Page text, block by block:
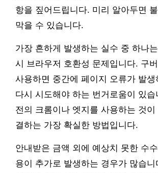
항을 짚어드립니다. 미리 알아두면
막을 수 있습니다.
가장 흔하게 발생하는 실수 중 하나
시 브라우저 호환성 문제입니다. 구
사용하면 중간에 페이지 오류가 발생
다시 시도해야 하는 번거로움이 있습
전의 크롬이나 엣지를 사용하는 것이
결하는 가장 확실한 방법입니다.
안내받은 금액 외에 예상치 못한 수
용이 추가로 발생하는 경우가 많습